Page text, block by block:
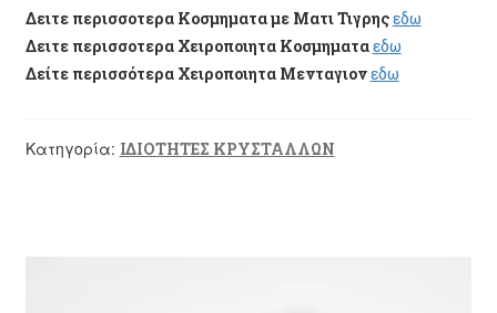
Δειτε περισσοτερα Κοσμηματα με Ματι Τιγρηςεδω
Δειτε περισσοτερα Χειροποιητα Κοσμηματαεδω
Δείτε περισσότερα Χειροποιητα Μενταγιονεδω
Κατηγορία: ΙΔΙΟΤΗΤΕΣ ΚΡΥΣΤΑΛΛΩΝ